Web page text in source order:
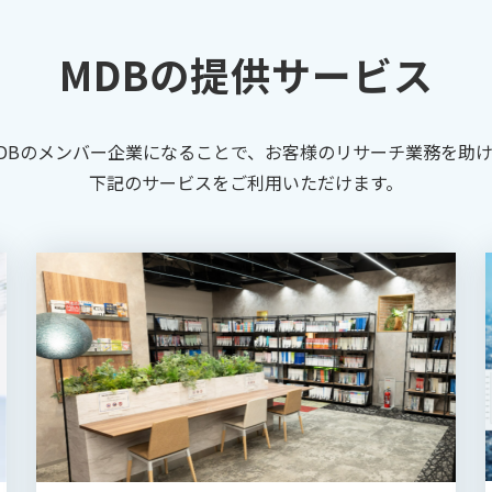
MDBの提供サービス
のメンバー企業になることで、お客様のリサーチ業務を助
下記のサービスをご利用いただけます。